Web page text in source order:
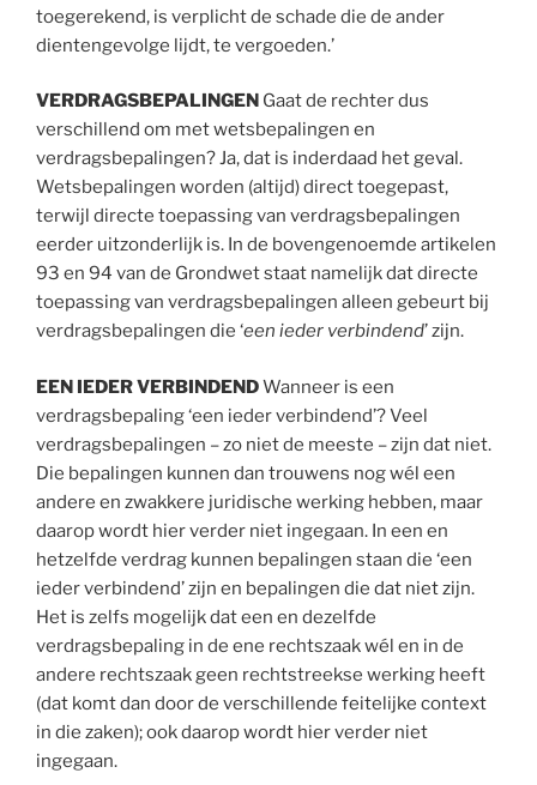
toegerekend, is verplicht de schade die de ander
dientengevolge lijdt, te vergoeden.’
VERDRAGSBEPALINGEN Gaat de rechter dus
verschillend om met wetsbepalingen en
verdragsbepalingen? Ja, dat is inderdaad het geval.
Wetsbepalingen worden (altijd) direct toegepast,
terwijl directe toepassing van verdragsbepalingen
eerder uitzonderlijk is. In de bovengenoemde artikelen
93 en 94 van de Grondwet staat namelijk dat directe
toepassing van verdragsbepalingen alleen gebeurt bij
verdragsbepalingen die ‘een ieder verbindend’ zijn.
EEN IEDER VERBINDENDWanneer is een
verdragsbepaling ‘een ieder verbindend’? Veel
verdragsbepalingen – zo niet de meeste – zijn dat niet.
Die bepalingen kunnen dan trouwens nog wél een
andere en zwakkere juridische werking hebben, maar
daarop wordt hier verder niet ingegaan. In een en
hetzelfde verdrag kunnen bepalingen staan die ‘een
ieder verbindend’ zijn en bepalingen die dat niet zijn.
Het is zelfs mogelijk dat een en dezelfde
verdragsbepaling in de ene rechtszaak wél en in de
andere rechtszaak geen rechtstreekse werking heeft
(dat komt dan door de verschillende feitelijke context
in die zaken); ook daarop wordt hier verder niet
ingegaan.